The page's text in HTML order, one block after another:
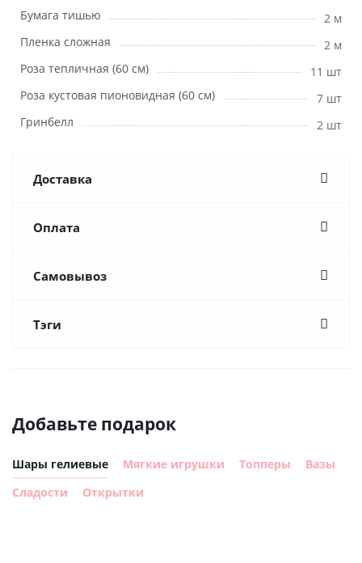
Бумага тишью
2 м
Пленка сложная
2 м
Роза тепличная (60 см)
11 шт
Роза кустовая пионовидная (60 см)
7 шт
Гринбелл
2 шт
Доставка
Оплата
Самовывоз
Тэги
Добавьте подарок
Шары гелиевые Мягкие игрушки Топперы
Вазы
Сладости
Открытки